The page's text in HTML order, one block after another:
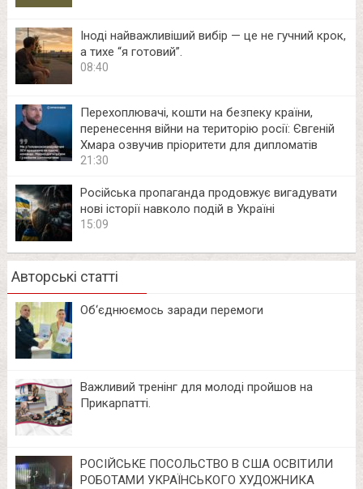
Іноді найважливіший вибір — це не гучний крок,
а тихе “я готовий”.
08:40
Перехоплювачі, кошти на безпеку країни,
перенесення війни на територію росії: Євгеній
Хмара озвучив пріоритети для дипломатів
21:30
Російська пропаганда продовжує вигадувати
нові історії навколо подій в Україні
15:09
Авторські статті
Об‘єднюємось заради перемоги
Важливий тренінг для молоді пройшов на
Прикарпатті.
РОСІЙСЬКЕ ПОСОЛЬСТВО В США ОСВІТИЛИ
РОБОТАМИ УКРАЇНСЬКОГО ХУДОЖНИКА